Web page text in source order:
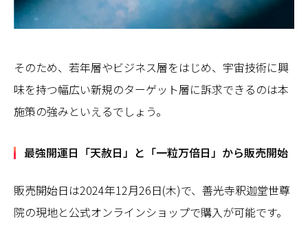
そのため、若年層やビジネス層をはじめ、宇宙技術に興
味を持つ幅広い新規のターゲット層に訴求できるのは本
施策の強みといえるでしょう。
最強開運日「天赦日」と「一粒万倍日」から販売開始
販売開始日は2024年12月26日(木)で、善光寺釈迦堂世尊
院の現地と公式オンラインショップで購入が可能です。